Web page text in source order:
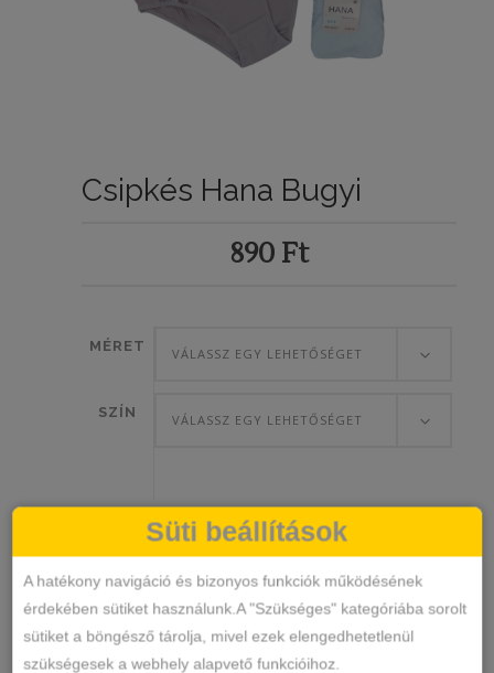
Csipkés Hana Bugyi
890 Ft
MÉRET VÁLASSZ EGY LEHETŐSÉGET
SZÍN VÁLASSZ EGY LEHETŐSÉGET
Hana
Bugyi
mennyiség
38327
KATEGÓRIÁK Alsónemű Bugyi
Süti beállítások
A hatékony navigáció és bizonyos funkciók működésének
érdekében sütiket használunk.A "Szükséges" kategóriába sorolt
sütiket a böngésző tárolja, mivel ezek elengedhetetlenül
szükségesek a webhely alapvető funkcióihoz.